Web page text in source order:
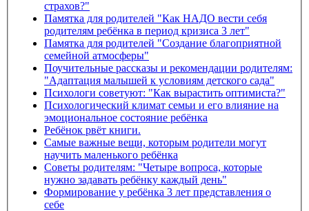
страхов?"
Памятка для родителей "Как НАДО вести себя
родителям ребёнка в период кризиса 3 лет"
Памятка для родителей "Создание благоприятной
семейной атмосферы"
Поучительные рассказы и рекомендации родителям:
"Адаптация малышей к условиям детского сада"
Психологи советуют: "Как вырастить оптимиста?"
Психологический климат семьи и его влияние на
эмоциональное состояние ребёнка
Ребёнок рвёт книги.
Самые важные вещи, которым родители могут
научить маленького ребёнка
Советы родителям: "Четыре вопроса, которые
нужно задавать ребёнку каждый день"
Формирование у ребёнка 3 лет представления о
себе